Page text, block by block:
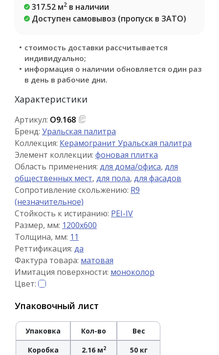
317.52 м2 в наличии
Доступен самовывоз (пропуск в ЗАТО)
стоимость доставки рассчитывается
индивидуально;
информация о наличии обновляется один раз
в день в рабочие дни.
Характеристики
Артикул: О9.168
Бренд: Уральская палитра
Коллекция: Керамогранит Уральская палитра
Элемент коллекции: фоновая плитка
Область применения: для дома/офиса, для
общественных мест, для пола, для фасадов
Сопротивление скольжению: R9
(незначительное)
Стойкость к истиранию: PEI-IV
Размер, мм: 1200x600
Толщина, мм: 11
Реттификация: да
Фактура товара: матовая
Имитация поверхности: моноколор
Цвет:
Упаковочный лист
Упаковка Кол-во Вес
Коробка 2.16 м2 50 кг